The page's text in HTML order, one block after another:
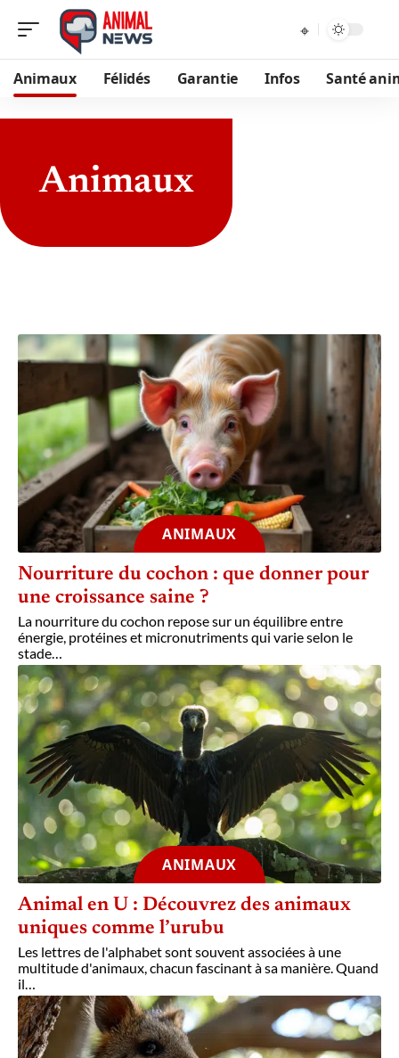
Animaux Félidés Garantie Infos Santé
Animaux
ANIMAUX
Nourriture du cochon : que donner pour
une croissance saine ?
La nourriture du cochon repose sur un équilibre entre
énergie, protéines et micronutriments qui varie selon le
stade
ANIMAUX
Animal en U : Découvrez des animaux
uniques comme l’urubu
Les lettres de l'alphabet sont souvent associées à une
multitude d'animaux, chacun fascinant à sa manière. Quand
il